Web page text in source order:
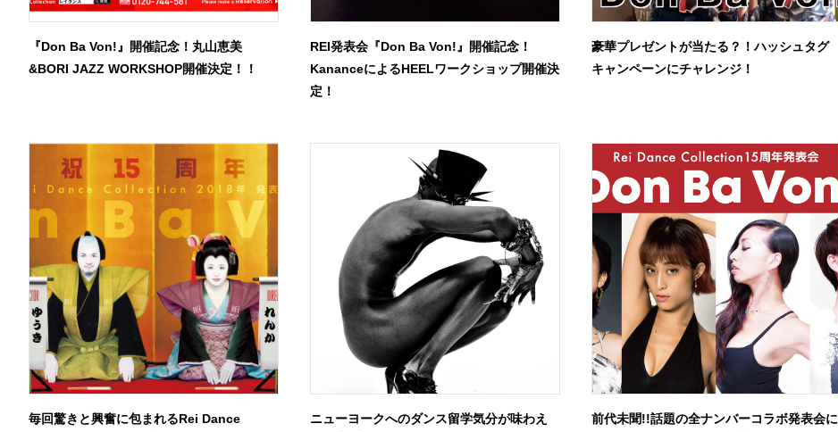
『Don Ba Von!』開催記念！丸山恵美
&BORI JAZZ WORKSHOP開催決定！！
REI発表会『Don Ba Von!』開催記念！
KananceによるHEELワークショップ開催決
定！
豪華プレゼントが当たる？！ハッシュタグ
キャンペーンにチャレンジ！
毎回驚きと興奮に包まれるRei Dance
ニューヨークへのダンス留学気分が味わえ
前代未聞!!話題の全ナンバーコラボ発表会に